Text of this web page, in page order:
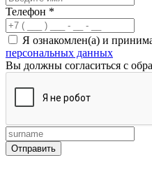
Телефон *
Я ознакомлен(а) и
персональных данных
Вы должны согласиться с